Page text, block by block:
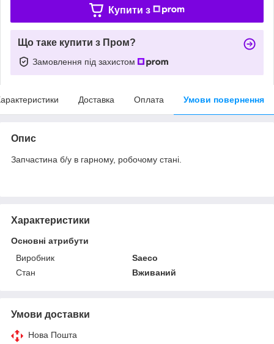
Купити з
Що таке купити з Пром?
Замовлення під захистом
Доставка Оплата Умови повернення
Опис
Запчастина б/у в гарному, робочому стані.
Характеристики
Основні атрибути
Виробник
Saeco
Стан
Вживаний
Умови доставки
Нова Пошта